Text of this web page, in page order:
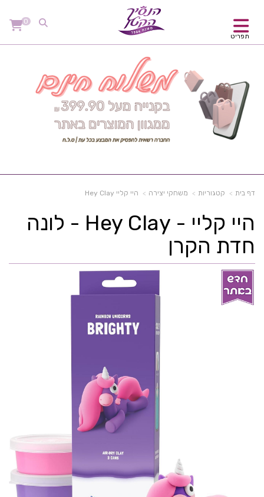
תפריט
0
דף בית קטגוריות משחקי יצירה היי קליי Hey Clay
היי קליי - Hey Clay - לונה
חדת הקרן